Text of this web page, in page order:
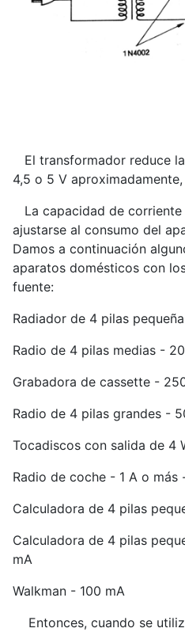
El transformador reduce
4,5 o 5 V
La capacidad de
ajustarse al consumo del
Damos a continuación
aparatos domésticos con
fuente:
Radiador de 4 pilas
Radio de 4 pilas medias -
Grabadora de cassette -
Radio de 4 pilas grandes -
Tocadiscos con salida de 4
Radio de coche - 1 A o más
Calculadora de 4 pilas
Calculadora de 4 pilas
mA
Walkman - 100 mA
Entonces, cuando se